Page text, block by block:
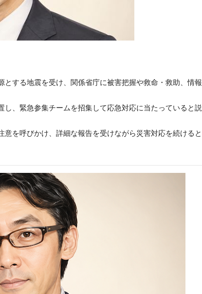
する地震を受け、関係省庁に被害把握や救命・救助、情報
、緊急参集チームを招集して応急対応に当たっていると説
を呼びかけ、詳細な報告を受けながら災害対応を続けると